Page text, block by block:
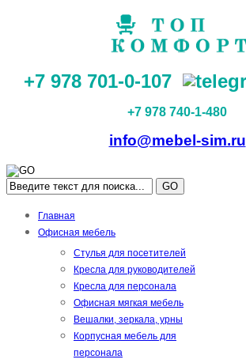
+7 978 701-0-107
+7 978 740-1-480
info@mebel-sim.ru
GO
Главная
Офисная мебель
Стулья для посетителей
Кресла для руководителей
Кресла для персонала
Офисная мягкая мебель
Вешалки, зеркала, урны
Корпусная мебель для
персонала